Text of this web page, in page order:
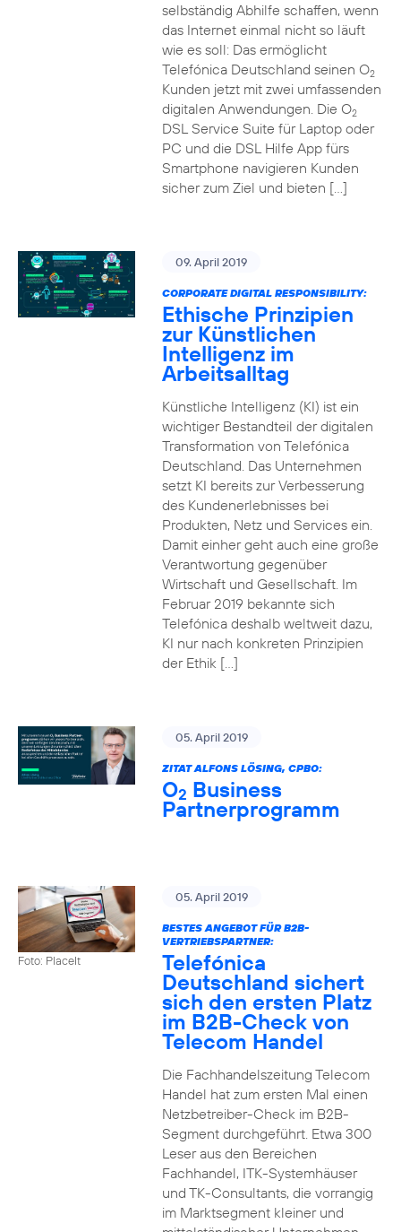
selbständig Abhilfe schaffen, wenn
das Internet einmal nicht so läuft
wie es soll: Das ermöglicht
Telefónica Deutschland seinen O2
Kunden jetzt mit zwei umfassenden
digitalen Anwendungen. Die O2
DSL Service Suite für Laptop oder
PC und die DSL Hilfe App fürs
Smartphone navigieren Kunden
sicher zum Ziel und bieten […]
09. April 2019
CORPORATE DIGITAL RESPONSIBILITY:
Ethische Prinzipien
zur Künstlichen
Intelligenz im
Arbeitsalltag
Künstliche Intelligenz (KI) ist ein
wichtiger Bestandteil der digitalen
Transformation von Telefónica
Deutschland. Das Unternehmen
setzt KI bereits zur Verbesserung
des Kundenerlebnisses bei
Produkten, Netz und Services ein.
Damit einher geht auch eine große
Verantwortung gegenüber
Wirtschaft und Gesellschaft. Im
Februar 2019 bekannte sich
Telefónica deshalb weltweit dazu,
KI nur nach konkreten Prinzipien
der Ethik […]
05. April 2019
ZITAT ALFONS LÖSING, CPBO:
O2 Business
Partnerprogramm
Foto: PlaceIt
05. April 2019
BESTES ANGEBOT FÜR B2B-
VERTRIEBSPARTNER:
Telefónica
Deutschland sichert
sich den ersten Platz
im B2B-Check von
Telecom Handel
Die Fachhandelszeitung Telecom
Handel hat zum ersten Mal einen
Netzbetreiber-Check im B2B-
Segment durchgeführt. Etwa 300
Leser aus den Bereichen
Fachhandel, ITK-Systemhäuser
und TK-Consultants, die vorrangig
im Marktsegment kleiner und